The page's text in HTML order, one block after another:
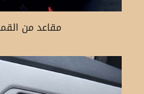
مقاعد من